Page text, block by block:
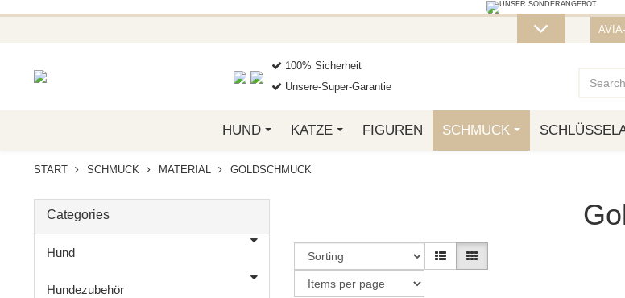
BEI EINER BESTELLUNG VON ÜBER 50 €
GREIFEN SIE JETZT ZU, SO LANGE DER VORRAT REICHT! DIE
100% Sicherheit
Unsere-Super-Garantie
HUND KATZE FIGUREN SCHMUCK
START SCHMUCK MATERIAL GOLDSCHMUCK
Categories
Hund
Hundezubehör